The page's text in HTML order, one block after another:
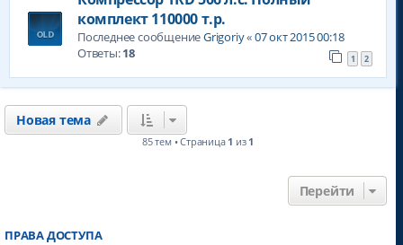
комплект 110000 т.р.
Последнее сообщениеGrigoriy«07 окт 2015 00:18
Ответы:18 1 2
Новая тема
85 тем • Страница 1 из 1
Перейти
ПРАВА ДОСТУПА